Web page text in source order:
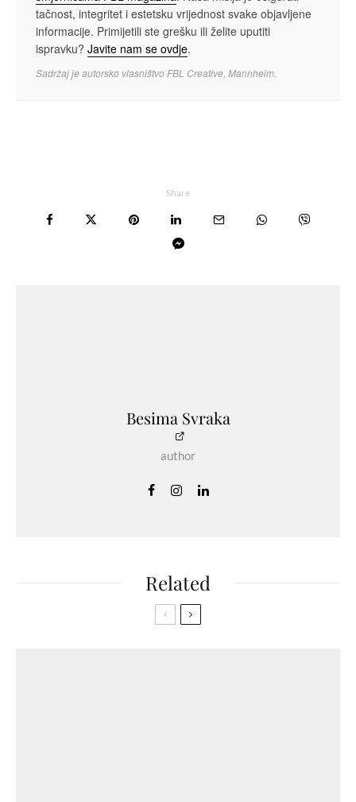
tačnost, integritet i estetsku vrijednost svake objavljene
informacije. Primijetili ste grešku ili želite uputiti
ispravku? Javite nam se ovdje.
Sadržaj je autorsko vlasništvo FBL Creative, Mannheim.
Share
Besima Svraka
author
Related